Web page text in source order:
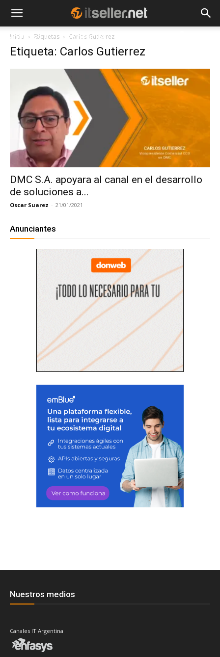
NOTICIAS TENDENCIAS
Inicio Etiquetas Carlos Gutierrez
Etiqueta: Carlos Gutierrez
DMC S.A. apoyara al canal en el desarrollo
de soluciones a...
Oscar Suarez - 21/01/2021
Anunciantes
Nuestros medios
Canales IT Argentina